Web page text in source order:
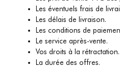
Les éventuels frais de
Les délais de livraison.
Les conditions de
Le service après-vente.
Vos droits à la rétractation.
La durée des offres.